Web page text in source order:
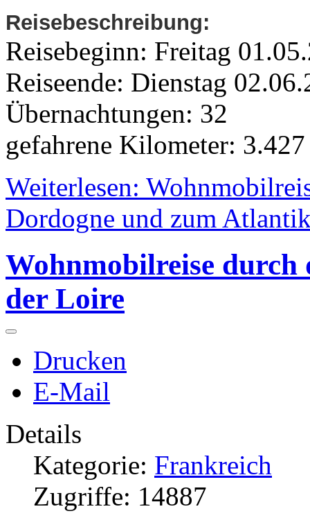
Reisebeschreibung:
Reisebeginn: Freitag
Reiseende: Dienstag
Übernachtungen: 32
gefahrene Kilometer:
Weiterlesen:
Dordogne und zum
Wohnmobilreise durch
der Loire
Drucken
E-Mail
Details
Kategorie: Frankreich
Zugriffe: 14887